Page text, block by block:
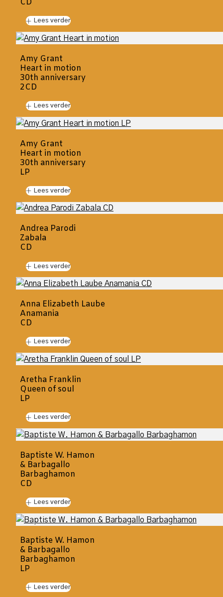
CD
Lees verder
Amy Grant
Heart in motion
30th anniversary
2CD
Lees verder
Amy Grant
Heart in motion
30th anniversary
LP
Lees verder
Andrea Parodi
Zabala
CD
Lees verder
Anna Elizabeth Laube
Anamania
CD
Lees verder
Aretha Franklin
Queen of soul
LP
Lees verder
Baptiste W. Hamon
& Barbagallo
Barbaghamon
CD
Lees verder
Baptiste W. Hamon
& Barbagallo
Barbaghamon
LP
Lees verder